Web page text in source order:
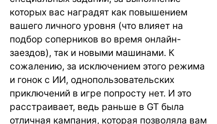
которых вас наградят как повышением
вашего личного уровня (что влияет на
подбор соперников во время онлайн-
заездов), так и новыми машинами. К
сожалению, за исключением этого режима
и гонок с ИИ, однопользовательских
приключений в игре попросту нет. И это
расстраивает, ведь раньше в GT была
отличная кампания, которая позволяла вам